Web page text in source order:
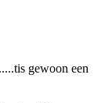
gewoon een